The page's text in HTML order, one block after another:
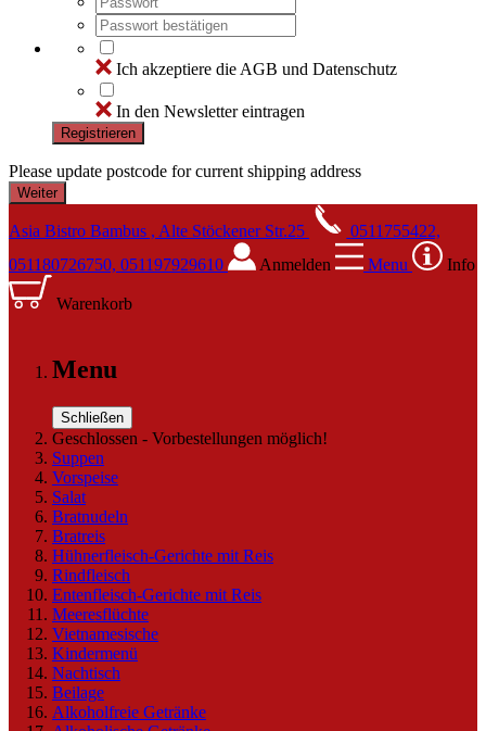
Ich akzeptiere die AGB und Datenschutz
In den Newsletter eintragen
Registrieren
Please update postcode for current shipping address
Asia Bistro Bambus , Alte Stöckener Str.25
0511755422,
051180726750, 051197929610
Anmelden Menu Info
Warenkorb
Menu
Schließen
Geschlossen - Vorbestellungen möglich!
Suppen
Vorspeise
Salat
Bratnudeln
Bratreis
Hühnerfleisch-Gerichte mit Reis
Rindfleisch
Entenfleisch-Gerichte mit Reis
Meeresflüchte
Vietnamesische
Kindermenü
Nachtisch
Beilage
Alkoholfreie Getränke